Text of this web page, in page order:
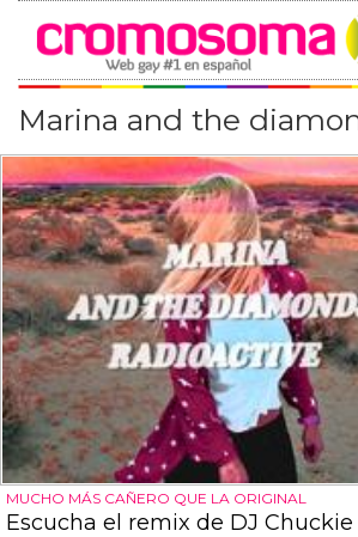
Marina and the
MUCHO MÁS CAÑERO QUE LA ORIGINAL
Escucha el remix de DJ